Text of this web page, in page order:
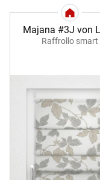
Majana #3J von
Raffrollo smart